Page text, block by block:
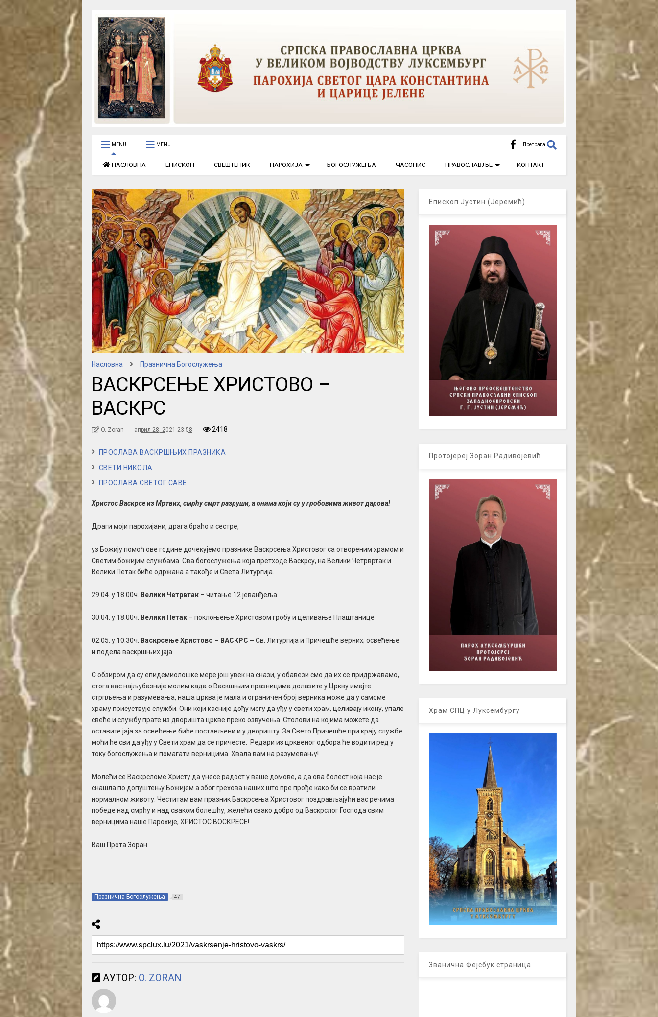
MENU MENU Претрага
НАСЛОВНА ЕПИСКОП СВЕШТЕНИК ПАРОХИЈА БОГОСЛУЖЕЊА ЧАСОПИС ПРАВОСЛАВЉЕ КОНТАКТ
Насловна Празнична Богослужења
ВАСКРСЕЊЕ ХРИСТОВО –
ВАСКРС
O. Zoran април 28, 2021 23:58 2418
ПРОСЛАВА ВАСКРШЊИХ ПРАЗНИКА
СВЕТИ НИКОЛА
ПРОСЛАВА СВЕТОГ САВЕ
Христос Васкрсе из Мртвих, смрћу смрт разруши, а онима који су у гробовима живот дарова!
Драги моји парохијани, драга браћо и сестре,
уз Божију помоћ ове године дочекујемо празнике Васкрсења Христовог са отвореним храмом и
Светим божијим службама. Сва богослужења која претходе Васкрсу, на Велики Четрвртак и
Велики Петак биће одржана а такође и Света Литургија.
29.04. у 18.00ч. Велики Четрвтак – читање 12 јеванђеља
30.04. у 18.00ч. Велики Петак – поклоњење Христовом гробу и целивање Плаштанице
02.05. у 10.30ч. Васкрсење Христово – ВАСКРС – Св. Литургија и Причешће верних; освећење
и подела васкршњих јаја.
С обзиром да су епидемиолошке мере још увек на снази, у обавези смо да их се придржавамо,
стога вас најљубазније молим када о Васкшњим празницима долазите у Цркву имајте
стрпљења и разумевања, наша црква је мала и ограничен број верника може да у самоме
храму присуствује служби. Они који касније дођу могу да уђу у свети храм, целивају икону, упале
свеће и службу прате из дворишта цркве преко озвучења. Столови на којима можете да
оставите јаја за освећење биће постављени и у дворишту. За Свето Причешће при крају службе
моћи ће сви да уђу у Свети храм да се причесте. Редари из црквеног одбора ће водити ред у
току богослужења и помагати верницима. Хвала вам на разумевању!
Молећи се Васкрсломе Христу да унесе радост у ваше домове, а да ова болест која нас је
снашла по допуштењу Божијем а због грехова наших што пре прође како би се вратили
нормалном животу. Честитам вам празник Васкрсења Христовог поздрављајући вас речима
победе над смрћу и над сваком болешћу, желећи свако добро од Васкрслог Господа свим
верницима наше Парохије, ХРИСТОС ВОСКРЕСЕ!
Ваш Прота Зоран
Празнична Богослужења 47
АУТОР: O. ZORAN
Епископ Јустин (Јеремић)
Протојереј Зоран Радивојевић
Храм СПЦ у Луксембургу
Званична Фејсбук страница